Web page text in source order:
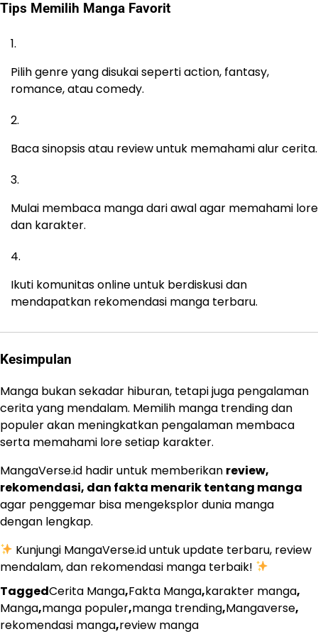
Tips Memilih Manga Favorit
Pilih genre yang disukai seperti action, fantasy,
romance, atau comedy.
Baca sinopsis atau review untuk memahami alur cerita.
Mulai membaca manga dari awal agar memahami lore
dan karakter.
Ikuti komunitas online untuk berdiskusi dan
mendapatkan rekomendasi manga terbaru.
Kesimpulan
Manga bukan sekadar hiburan, tetapi juga pengalaman
cerita yang mendalam. Memilih manga trending dan
populer akan meningkatkan pengalaman membaca
serta memahami lore setiap karakter.
MangaVerse.id hadir untuk memberikan review,
rekomendasi, dan fakta menarik tentang manga
agar penggemar bisa mengeksplor dunia manga
dengan lengkap.
Kunjungi MangaVerse.id untuk update terbaru, review
mendalam, dan rekomendasi manga terbaik!
TaggedCerita Manga,Fakta Manga,karakter manga,
Manga,manga populer,manga trending,Mangaverse,
rekomendasi manga,review manga